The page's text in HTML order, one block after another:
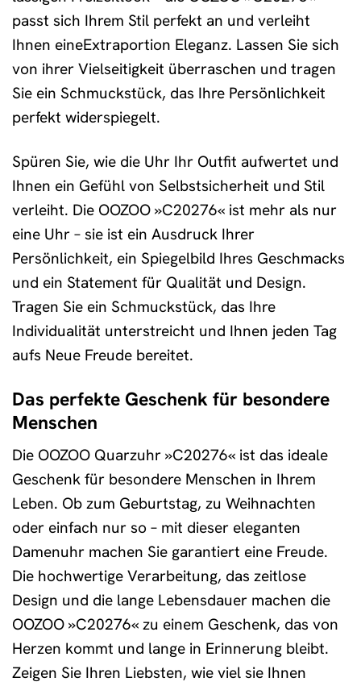
passt sich Ihrem Stil perfekt an und verleiht
Ihnen eineExtraportion Eleganz. Lassen Sie sich
von ihrer Vielseitigkeit überraschen und tragen
Sie ein Schmuckstück, das Ihre Persönlichkeit
perfekt widerspiegelt.
Spüren Sie, wie die Uhr Ihr Outfit aufwertet und
Ihnen ein Gefühl von Selbstsicherheit und Stil
verleiht. Die OOZOO »C20276« ist mehr als nur
eine Uhr – sie ist ein Ausdruck Ihrer
Persönlichkeit, ein Spiegelbild Ihres Geschmacks
und ein Statement für Qualität und Design.
Tragen Sie ein Schmuckstück, das Ihre
Individualität unterstreicht und Ihnen jeden Tag
aufs Neue Freude bereitet.
Das perfekte Geschenk für besondere
Menschen
Die OOZOO Quarzuhr »C20276« ist das ideale
Geschenk für besondere Menschen in Ihrem
Leben. Ob zum Geburtstag, zu Weihnachten
oder einfach nur so – mit dieser eleganten
Damenuhr machen Sie garantiert eine Freude.
Die hochwertige Verarbeitung, das zeitlose
Design und die lange Lebensdauer machen die
OOZOO »C20276« zu einem Geschenk, das von
Herzen kommt und lange in Erinnerung bleibt.
Zeigen Sie Ihren Liebsten, wie viel sie Ihnen